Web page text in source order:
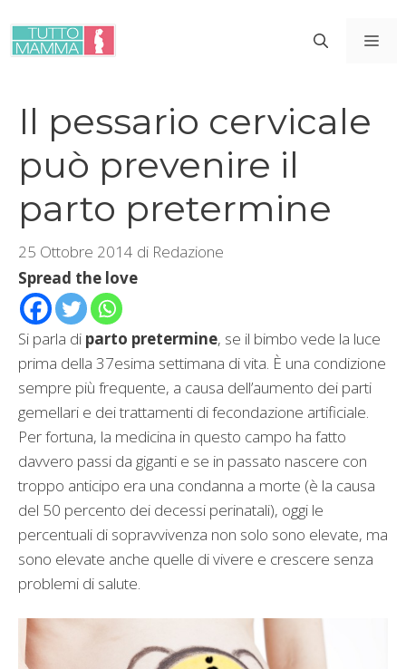
contenuto
Il pessario cervicale
può prevenire il
parto pretermine
25 Ottobre 2014 di Redazione
Spread the love
Si parla di parto pretermine, se il bimbo vede la luce
prima della 37esima settimana di vita. È una condizione
sempre più frequente, a causa dell’aumento dei parti
gemellari e dei trattamenti di fecondazione artificiale.
Per fortuna, la medicina in questo campo ha fatto
davvero passi da giganti e se in passato nascere con
troppo anticipo era una condanna a morte (è la causa
del 50 percento dei decessi perinatali), oggi le
percentuali di sopravvivenza non solo sono elevate, ma
sono elevate anche quelle di vivere e crescere senza
problemi di salute.